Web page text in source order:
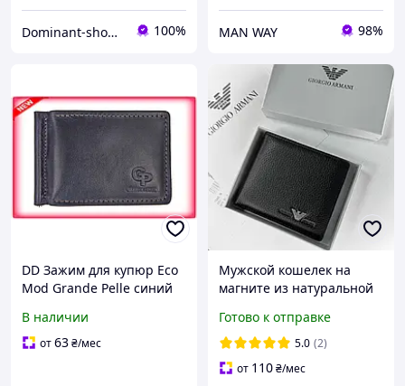
Dominant-shop.com.ua 100% MAN WAY 98%
DD Зажим для купюр Eco
Mod Grande Pelle синий
стильный держатель для
денег и визит Dobro-A
В наличии
от63₴/мес
Мужской кошелек на
магните из натуральной
кожаное портмоне с
монетницей на замке с
зажимом для купюр
Готово к отправке
5.0 (2)
от 110₴/мес